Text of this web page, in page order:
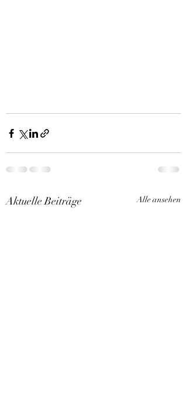
Aktuelle Beiträge Alle ansehen